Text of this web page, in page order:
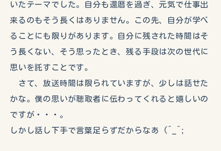
いたテーマでした。自分も還暦を過ぎ、元気で仕事出
来るのもそう長くはありません。この先、自分が学べ
ることにも限りがあります。自分に残された時間はそ
う長くない、そう思ったとき、残る手段は次の世代に
思いを託すことです。
さて、放送時間は限られていますが、少しは話せた
かな。僕の思いが聴取者に伝わってくれると嬉しいの
ですが・・・。
しかし話し下手で言葉足らずだからなあ (^_^;